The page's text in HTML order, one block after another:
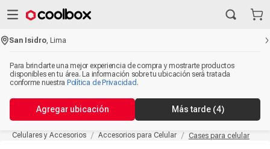
San Isidro ,Lima
Para brindarte una mejor experiencia de compra y mostrarte productos
disponibles en tu área. La información sobre tu ubicación será tratada
conforme nuestra Política de Privacidad .
Agregar ubicación Más tarde (3)
Celulares y Accesorios Accesorios para Celular Cases para celular